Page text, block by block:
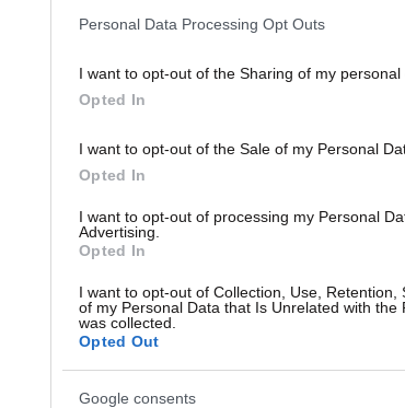
Personal Data Processing Opt Outs
I want to opt-out of the Sharing of my personal
Opted In
I want to opt-out of the Sale of my Personal
Opted In
I want to opt-out of processing my Personal
Advertising.
Opted In
I want to opt-out of Collection, Use, Retention,
of my Personal Data that Is Unrelated with the
was collected.
Opted Out
Google consents